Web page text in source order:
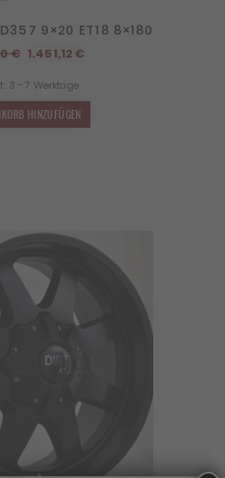
9×20 ET18 8×180
€ Ursprünglicher
war:
1.649,00 €
1.451,12€Aktueller
3 - 7 Werktage
HINZUFÜGEN